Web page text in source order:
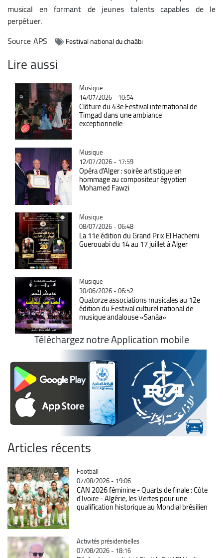
musical en formant de jeunes talents capables de le
perpétuer.
SourceAPS Festival national du chaâbi
Lire aussi
Catégorie
Musique
14/07/2026 - 10:54
Clôture du 43e Festival international de
Timgad dans une ambiance
exceptionnelle
Catégorie
Musique
12/07/2026 - 17:59
Opéra d'Alger : soirée artistique en
hommage au compositeur égyptien
Mohamed Fawzi
Catégorie
Musique
08/07/2026 - 06:48
La 11e édition du Grand Prix El Hachemi
Guerouabi du 14 au 17 juillet à Alger
Catégorie
Musique
30/06/2026 - 06:52
Quatorze associations musicales au 12e
édition du Festival culturel national de
musique andalouse «Sanâa»
Téléchargez notre Application mobile
Articles récents
Catégorie
Football
07/08/2026 - 19:06
CAN 2026 féminine - Quarts de finale : Côte
d'Ivoire - Algérie, les Vertes pour une
qualification historique au Mondial brésilien
Catégorie
Activités présidentielles
07/08/2026 - 18:16